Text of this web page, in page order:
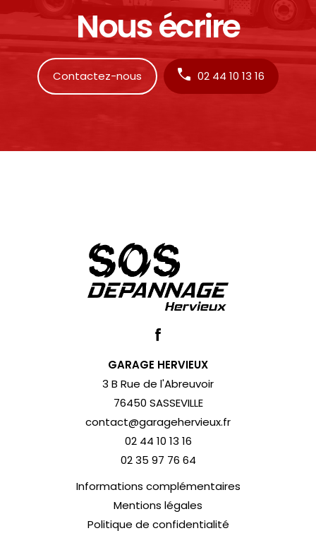
Nous écrire
Contactez-nous 02 44 10 13 16
GARAGE HERVIEUX
3 B Rue de l'Abreuvoir
76450 SASSEVILLE
contact@garagehervieux.fr
02 44 10 13 16
02 35 97 76 64
Informations complémentaires
Mentions légales
Politique de confidentialité